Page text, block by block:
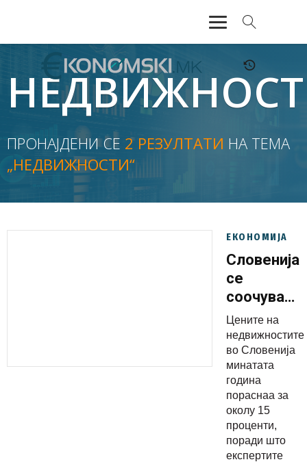
АКТУЕЛНО
ЕКОНОМИЈА
ФИНАНСИИ
БАНКАРСТВО
ЖИВОТ
ПРОНАЈДЕНИ СЕ 2 РЕЗУЛТАТИ НА ТЕМА
„НЕДВИЖНОСТИ“
ЕКОНОМИЈА
Словенија
се
соочува
со можно
на
пазарот
на
Цените на
недвижностите
во Словенија
минатата
година
пораснаа за
околу 15
проценти,
поради што
експертите